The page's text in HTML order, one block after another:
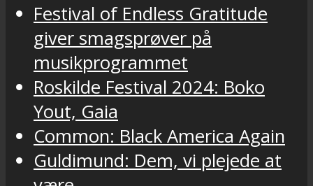
Festival of Endless Gratitude
giver smagsprøver på
musikprogrammet
Roskilde Festival 2024: Boko
Yout, Gaia
Common: Black America Again
Guldimund: Dem, vi plejede at